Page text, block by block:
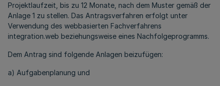
Projektlaufzeit, bis zu 12 Monate, nach dem Muster gemäß der
Anlage 1 zu stellen. Das Antragsverfahren erfolgt unter
Verwendung des webbasierten Fachverfahrens
integration.web beziehungsweise eines Nachfolgeprogramms.
Dem Antrag sind folgende Anlagen beizufügen:
a) Aufgabenplanung und